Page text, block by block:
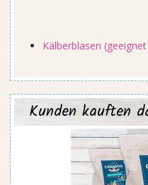
Kälberblasen
Kunden kauften